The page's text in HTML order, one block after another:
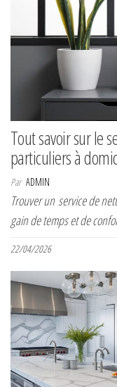
Tout savoir sur le
particuliers à
Par ADMIN
Trouver un service de
gain de temps et de
22/04/2026